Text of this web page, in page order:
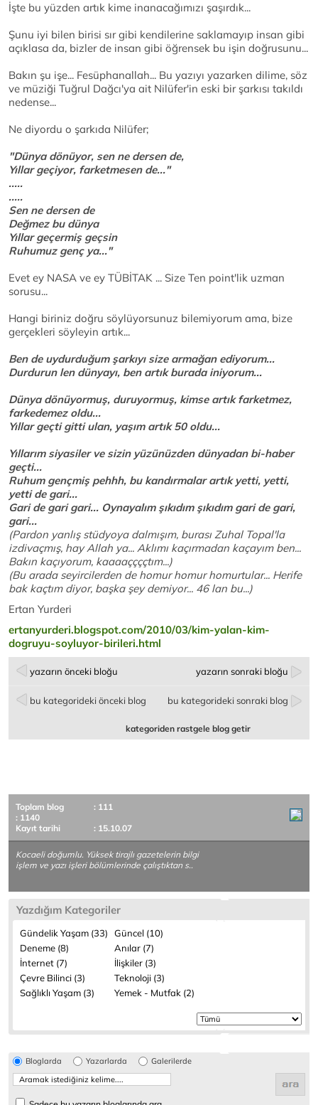
İşte bu yüzden artık kime inanacağımızı şaşırdık...
Şunu iyi bilen birisi sır gibi kendilerine saklamayıp insan gibi
açıklasa da, bizler de insan gibi öğrensek bu işin doğrusunu...
Bakın şu işe... Fesüphanallah... Bu yazıyı yazarken dilime, söz
ve müziği Tuğrul Dağcı'ya ait Nilüfer'in eski bir şarkısı takıldı
nedense...
Ne diyordu o şarkıda Nilüfer;
"Dünya dönüyor, sen ne dersen de,
Yıllar geçiyor, farketmesen de..."
.....
.....
Sen ne dersen de
Değmez bu dünya
Yıllar geçermiş geçsin
Ruhumuz genç ya..."
Evet ey NASA ve ey TÜBİTAK ... Size Ten point'lik uzman
sorusu...
Hangi biriniz doğru söylüyorsunuz bilemiyorum ama, bize
gerçekleri söyleyin artık...
Ben de uydurduğum şarkıyı size armağan ediyorum...
Durdurun len dünyayı, ben artık burada iniyorum...
Dünya dönüyormuş, duruyormuş, kimse artık farketmez,
farkedemez oldu...
Yıllar geçti gitti ulan, yaşım artık 50 oldu...
Yıllarım siyasiler ve sizin yüzünüzden dünyadan bi-haber
geçti...
Ruhum gençmiş pehhh, bu kandırmalar artık yetti, yetti,
yetti de gari...
Gari de gari gari... Oynayalım şıkıdım şıkıdım gari de gari,
gari...
(Pardon yanlış stüdyoya dalmışım, burası Zuhal Topal'la
izdivaçmış, hay Allah ya... Aklımı kaçırmadan kaçayım ben...
Bakın kaçıyorum, kaaaaççççtım...)
(Bu arada seyircilerden de homur homur homurtular... Herife
bak kaçtım diyor, başka şey demiyor... 46 lan bu...)
Ertan Yurderi
ertanyurderi.blogspot.com/2010/03/kim-yalan-kim-
dogruyu-soyluyor-birileri.html
yazarın önceki bloğu yazarın sonraki bloğu
bu kategorideki önceki blog bu kategorideki sonraki blog
kategoriden rastgele blog getir
Toplam blog
: 111
: 1140
Kayıt tarihi
: 15.10.07
Kocaeli doğumlu. Yüksek tirajlı gazetelerin bilgi
işlem ve yazı işleri bölümlerinde çalıştıktan s..
Yazdığım Kategoriler
Gündelik Yaşam (33)
Güncel (10)
Deneme (8)
Anılar (7)
İnternet (7)
İlişkiler (3)
Çevre Bilinci (3)
Teknoloji (3)
Sağlıklı Yaşam (3)
Yemek - Mutfak (2)
Bloglarda Yazarlarda Galerilerde